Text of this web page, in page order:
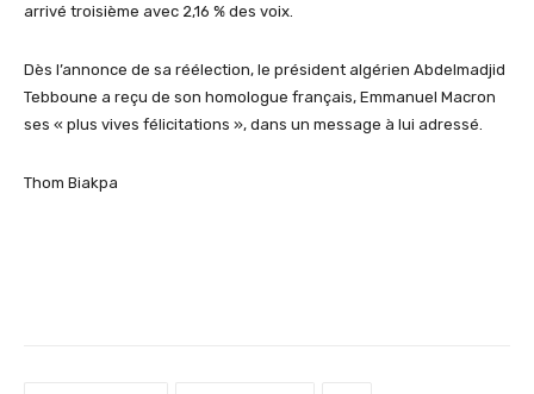
arrivé troisième avec 2,16 % des voix.
Dès l’annonce de sa réélection, le président algérien Abdelmadjid
Tebboune a reçu de son homologue français, Emmanuel Macron
ses « plus vives félicitations », dans un message à lui adressé.
Thom Biakpa